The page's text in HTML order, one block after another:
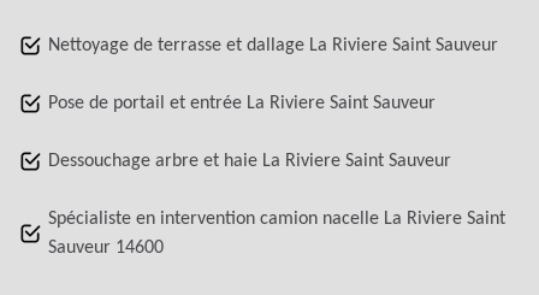
Nettoyage de terrasse et dallage La Riviere Saint Sauveur
Pose de portail et entrée La Riviere Saint Sauveur
Dessouchage arbre et haie La Riviere Saint Sauveur
Spécialiste en intervention camion nacelle La Riviere Saint
Sauveur 14600